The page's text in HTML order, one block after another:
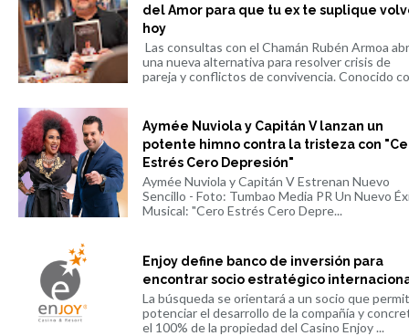
del Amor para que tu ex te suplique
hoy
Las consultas con el Chamán Rubén Armoa
una nueva alternativa para resolver crisis de
pareja y conflictos de convivencia. Conocido
Aymée Nuviola y Capitán V lanzan un
potente himno contra la tristeza con
Estrés Cero Depresión"
Aymée Nuviola y Capitán V Estrenan Nuevo
Sencillo - Foto: Tumbao Media PR Un Nuevo
Musical: "Cero Estrés Cero Depre...
Enjoy define banco de inversión para
encontrar socio estratégico
La búsqueda se orientará a un socio que
potenciar el desarrollo de la compañía y
el 100% de la propiedad del Casino Enjoy ...